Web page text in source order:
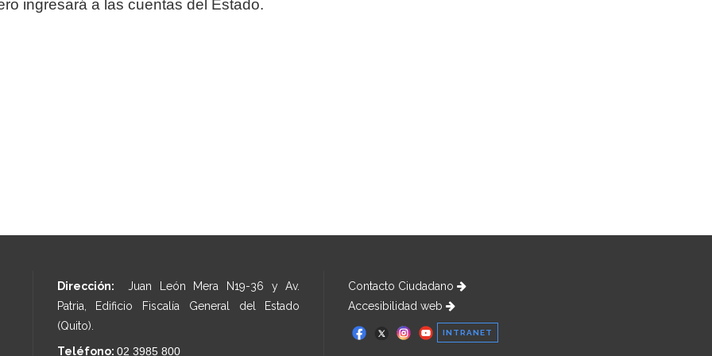
ingresará a las cuentas del Estado.
Dirección: Juan León Mera N19-36 y Av.
Patria, Edificio Fiscalía General del Estado
(Quito).
Teléfono: 02 3985 800
Contacto Ciudadano
Accesibilidad web
INTRANET